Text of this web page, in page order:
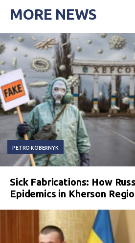
MORE NEWS
PETRO KOBERNYK
Sick Fabrications: How
Epidemics in Kherson